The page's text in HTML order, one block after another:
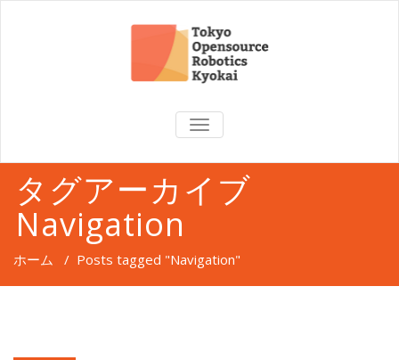
TOGGLE
NAVIGATION
タグアーカイブ
Navigation
ホーム / Posts tagged "Navigation"